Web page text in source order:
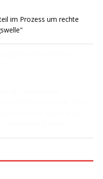
im Prozess um rechte